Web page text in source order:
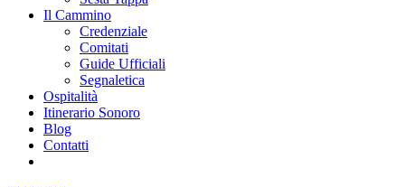
Il Cammino
Credenziale
Comitati
Guide Ufficiali
Segnaletica
Ospitalità
Itinerario Sonoro
Blog
Contatti